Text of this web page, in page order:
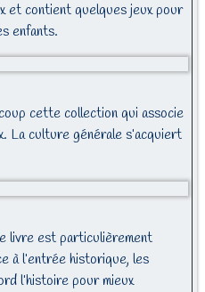
et contient quelques jeux pour
enfants.
cette collection qui associe
La culture générale s’acquiert
livre est particulièrement
à l’entrée historique, les
l’histoire pour mieux